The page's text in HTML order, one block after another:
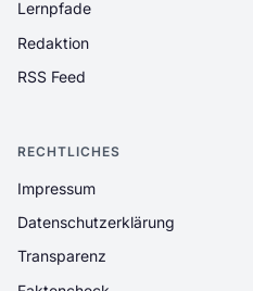
Lernpfade
Redaktion
RSS Feed
RECHTLICHES
Impressum
Datenschutzerklärung
Transparenz